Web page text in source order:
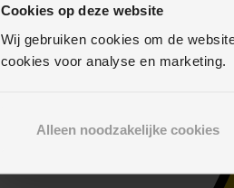
Cookies op deze website
Wij gebruiken cookies om de
cookies voor analyse en marketing.
Alleen noodzakelijke cookies